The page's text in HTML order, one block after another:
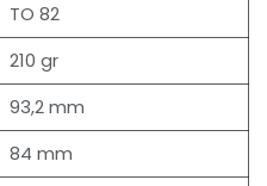
TO 82
210 gr
93,2 mm
84 mm